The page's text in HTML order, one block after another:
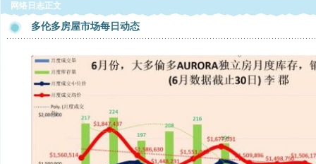
网络日志正文
多伦多房屋市场每日动态